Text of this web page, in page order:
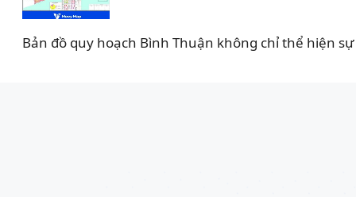
Bản đồ quy hoạch Bình Thuận không chỉ thể hiện